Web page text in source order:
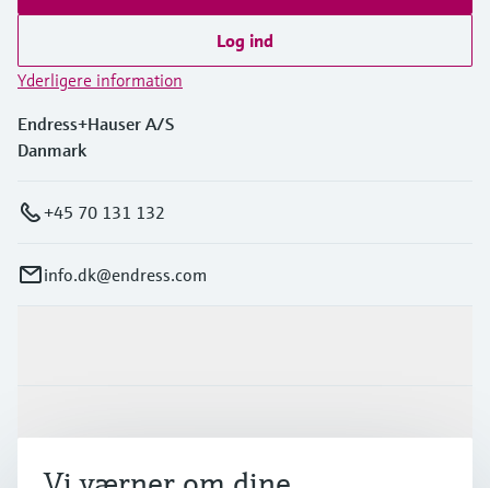
Log ind
Yderligere information
Endress+Hauser A/S
Danmark
+45 70 131 132
info.dk@endress.com